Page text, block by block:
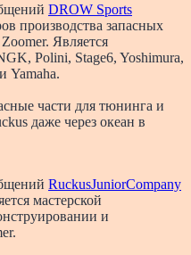
DROW Sports
производства запасных
Является
Polini, Stage6, Yoshimura,
Yamaha.
части для тюнинга и
даже через океан в
RuckusJuniorCompany
мастерской
и